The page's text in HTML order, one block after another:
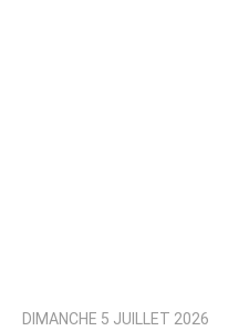
DIMANCHE 5 JUILLET 2026